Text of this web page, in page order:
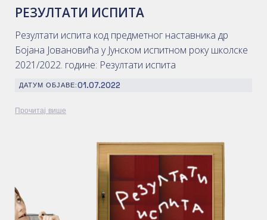
РЕЗУЛТАТИ ИСПИТА
Резултати испита код предметног наставника др
Бојана Јовановића у Јунском испитном року школске
2021/2022. године: Резултати испита
ДАТУМ ОБЈАВЕ:01.07.2022
Прочитај више